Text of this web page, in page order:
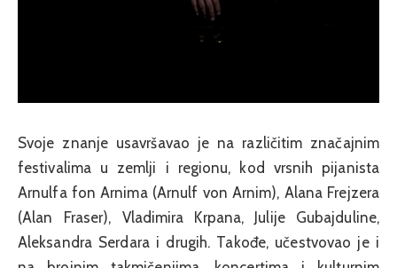
Svoje znanje usavršavao je na različitim značajnim
festivalima u zemlji i regionu, kod vrsnih pijanista
Arnulfa fon Arnima (Arnulf von Arnim), Alana Frejzera
(Alan Fraser), Vladimira Krpana, Julije Gubajduline,
Aleksandra Serdara i drugih. Takođe, učestvovao je i